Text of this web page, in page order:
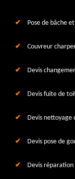
Pose de bâche
Couvreur
Devis
Devis fuite de
Devis nettoyage
Devis pose de
Devis